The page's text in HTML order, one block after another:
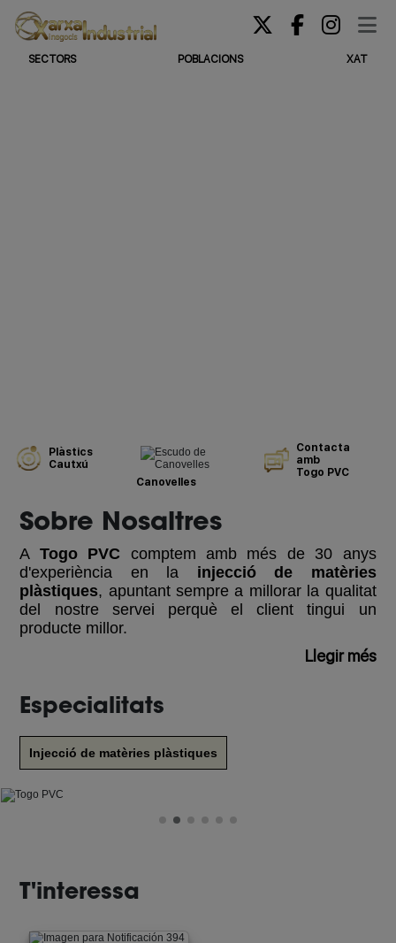
SECTORS POBLACIONS XAT
Plàstics
Cautxú
Canovelles
Contacta
amb
Togo PVC
Sobre Nosaltres
A Togo PVC comptem amb més de 30 anys
d'experiència en la injecció de matèries
plàstiques, apuntant sempre a millorar la qualitat
del nostre servei perquè el client tingui un
producte millor.
Llegir més
Especialitats
Injecció de matèries plàstiques
T'interessa